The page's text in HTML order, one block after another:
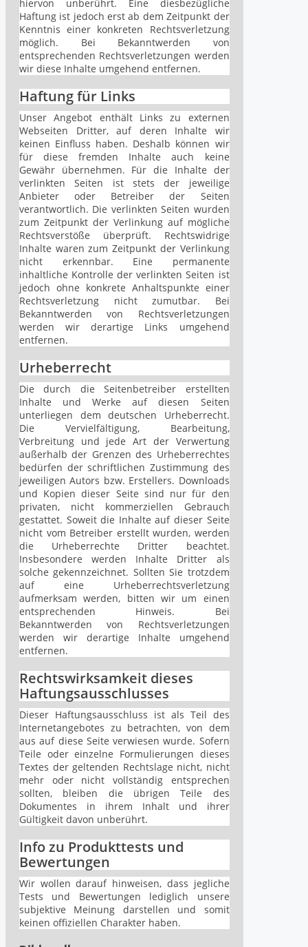
hiervon unberührt. Eine diesbezügliche
Haftung ist jedoch erst ab dem Zeitpunkt der
Kenntnis einer konkreten Rechtsverletzung
möglich. Bei Bekanntwerden von
entsprechenden Rechtsverletzungen werden
wir diese Inhalte umgehend entfernen.
Haftung für Links
Unser Angebot enthält Links zu externen
Webseiten Dritter, auf deren Inhalte wir
keinen Einfluss haben. Deshalb können wir
für diese fremden Inhalte auch keine
Gewähr übernehmen. Für die Inhalte der
verlinkten Seiten ist stets der jeweilige
Anbieter oder Betreiber der Seiten
verantwortlich. Die verlinkten Seiten wurden
zum Zeitpunkt der Verlinkung auf mögliche
Rechtsverstöße überprüft. Rechtswidrige
Inhalte waren zum Zeitpunkt der Verlinkung
nicht erkennbar. Eine permanente
inhaltliche Kontrolle der verlinkten Seiten ist
jedoch ohne konkrete Anhaltspunkte einer
Rechtsverletzung nicht zumutbar. Bei
Bekanntwerden von Rechtsverletzungen
werden wir derartige Links umgehend
entfernen.
Urheberrecht
Die durch die Seitenbetreiber erstellten
Inhalte und Werke auf diesen Seiten
unterliegen dem deutschen Urheberrecht.
Die Vervielfältigung, Bearbeitung,
Verbreitung und jede Art der Verwertung
außerhalb der Grenzen des Urheberrechtes
bedürfen der schriftlichen Zustimmung des
jeweiligen Autors bzw. Erstellers. Downloads
und Kopien dieser Seite sind nur für den
privaten, nicht kommerziellen Gebrauch
gestattet. Soweit die Inhalte auf dieser Seite
nicht vom Betreiber erstellt wurden, werden
die Urheberrechte Dritter beachtet.
Insbesondere werden Inhalte Dritter als
solche gekennzeichnet. Sollten Sie trotzdem
auf eine Urheberrechtsverletzung
aufmerksam werden, bitten wir um einen
entsprechenden Hinweis. Bei
Bekanntwerden von Rechtsverletzungen
werden wir derartige Inhalte umgehend
entfernen.
Rechtswirksamkeit dieses
Haftungsausschlusses
Dieser Haftungsausschluss ist als Teil des
Internetangebotes zu betrachten, von dem
aus auf diese Seite verwiesen wurde. Sofern
Teile oder einzelne Formulierungen dieses
Textes der geltenden Rechtslage nicht, nicht
mehr oder nicht vollständig entsprechen
sollten, bleiben die übrigen Teile des
Dokumentes in ihrem Inhalt und ihrer
Gültigkeit davon unberührt.
Info zu Produkttests und
Bewertungen
Wir wollen darauf hinweisen, dass jegliche
Tests und Bewertungen lediglich unsere
subjektive Meinung darstellen und somit
keinen offiziellen Charakter haben.